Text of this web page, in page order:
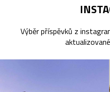
Výběr příspěvků z